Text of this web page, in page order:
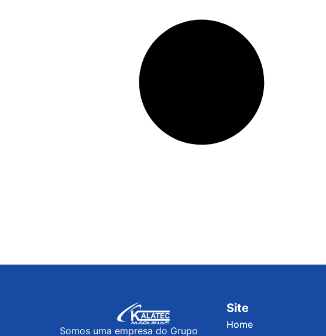
Somos uma empresa do Grupo
Site
Home